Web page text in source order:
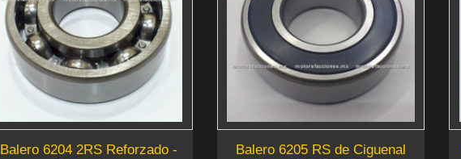
Balero 6204 2RS Reforzado -
Balero 6205 RS de Ciguenal